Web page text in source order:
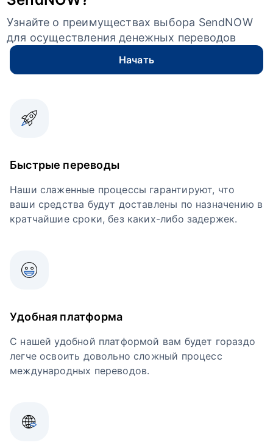
Узнайте о преимуществах выбора SendNOW
для осуществления денежных переводов
Начать
Быстрые переводы
Наши слаженные процессы гарантируют, что
ваши средства будут доставлены по назначению в
кратчайшие сроки, без каких-либо задержек.
Удобная платформа
С нашей удобной платформой вам будет гораздо
легче освоить довольно сложный процесс
международных переводов.